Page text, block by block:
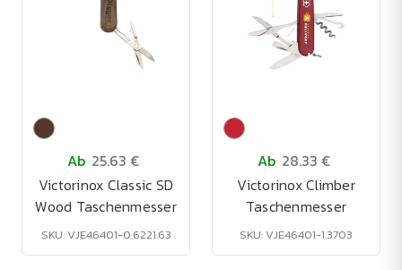
Ab 25.63 €
Victorinox Classic SD
Wood Taschenmesser
SKU: VJE46401-0.6221.63
Ab 28.33 €
Victorinox Climber
Taschenmesser
SKU: VJE46401-1.3703